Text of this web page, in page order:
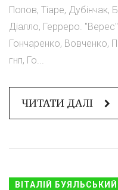
Попов, Тіаре, Дубінчак,
Діалло, Герреро.
Гончаренко, Вовченко,
гнп, Го...
ЧИТАТИ ДАЛІ
ВІТАЛІЙ БУЯЛЬСЬКИЙ